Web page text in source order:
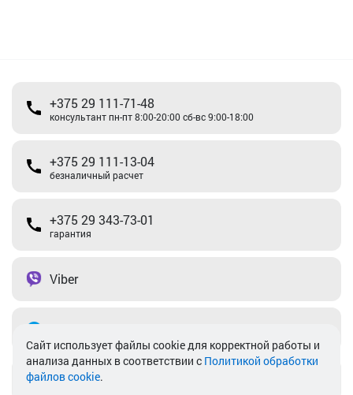
+375 29 111-71-48
консультант пн-пт 8:00-20:00 сб-вс 9:00-18:00
+375 29 111-13-04
безналичный расчет
+375 29 343-73-01
гарантия
Viber
info@akkamulik.by
Cайт использует файлы cookie для корректной работы и
анализа данных в соответствии с Политикой обработки
файлов cookie.